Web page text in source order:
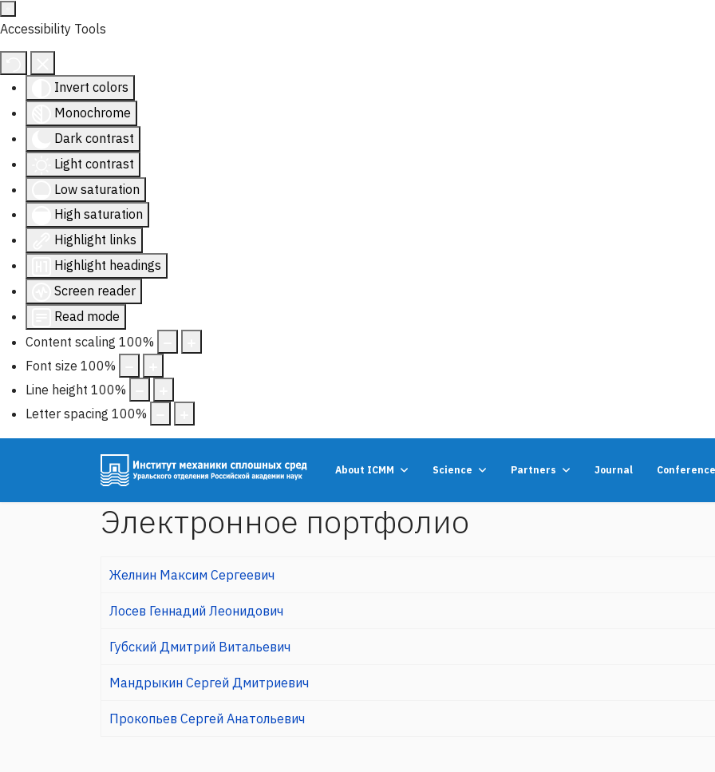
Accessibility Tools
Invert colors
Monochrome
Dark contrast
Light contrast
Low saturation
High saturation
Highlight links
Highlight headings
Screen reader
Read mode
Content scaling 100%
Font size 100%
Line height 100%
Letter spacing 100%
About ICMM Science Partners Journal
Электронное портфолио
Желнин Максим Сергеевич
Лосев Геннадий Леонидович
Губский Дмитрий Витальевич
Мандрыкин Сергей Дмитриевич
Прокопьев Сергей Анатольевич